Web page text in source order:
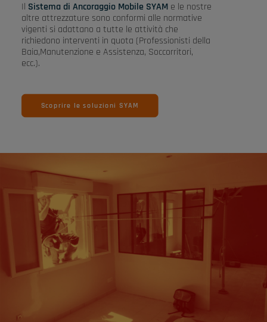
Il Sistema di Ancoraggio Mobile SYAM e le nostre
altre attrezzature sono conformi alle normative
vigenti si adattano a tutte le attività che
richiedono interventi in quota (Professionisti della
Baia,Manutenzione e Assistenza, Soccorritori,
ecc.).
Scoprire le soluzioni SYAM